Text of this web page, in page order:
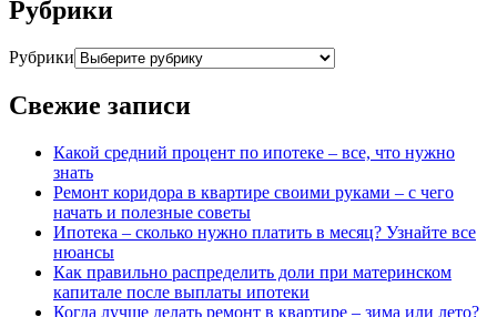
Рубрики
Рубрики
Свежие записи
Какой средний процент по ипотеке – все, что нужно
знать
Ремонт коридора в квартире своими руками – с чего
начать и полезные советы
Ипотека – сколько нужно платить в месяц? Узнайте все
нюансы
Как правильно распределить доли при материнском
капитале после выплаты ипотеки
Когда лучше делать ремонт в квартире – зима или лето?